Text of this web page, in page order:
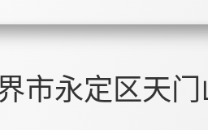
市永定区天